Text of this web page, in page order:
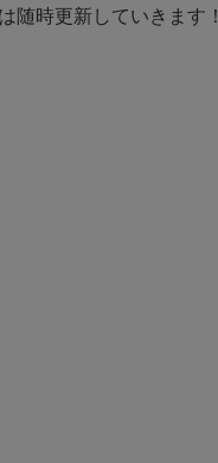
随時更新していきます！